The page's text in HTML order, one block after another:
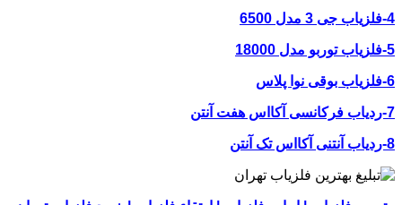
4-فلزیاب جی 3 مدل 6500
5-فلزیاب توربو مدل 18000
6-فلزیاب بوقی نوا پلاس
7-ردیاب فرکانسی آکااس هفت آنتن
8-ردیاب آنتنی آکااس تک آنتن